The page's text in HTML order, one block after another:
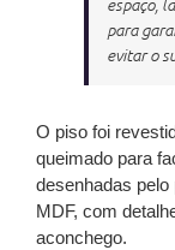
espaço,
para
evitar o
O piso foi
queimado para
desenhadas
MDF, com
aconchego.